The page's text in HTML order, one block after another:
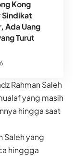
Kong
Sindikat
Ada Uang
Turut
Rahman Saleh
yang masih
hingga saat
Saleh yang
hinggga